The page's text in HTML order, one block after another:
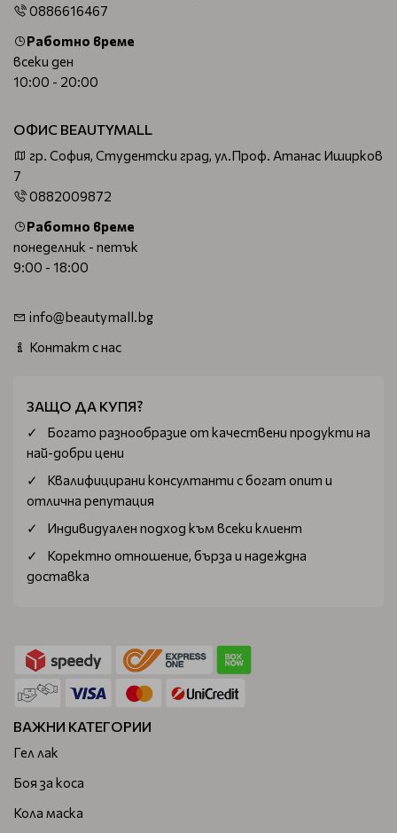
0886616467
Работно време
всеки ден
10:00 - 20:00
ОФИС BEAUTYMALL
гр. София, Студентски град, ул.Проф. Атанас Иширков
7
0882009872
Работно време
понеделник - петък
9:00 - 18:00
info@beautymall.bg
Контакт с нас
ЗАЩО ДА КУПЯ?
Богатo разнообразие от качествени продукти на
най-добри цени
Квалифицирани консултанти с богат опит и
отлична репутация
Индивидуален подход към всеки клиент
Коректно отношение, бърза и надеждна
доставка
ВАЖНИ КАТЕГОРИИ
Гел лак
Боя за коса
Кола маска